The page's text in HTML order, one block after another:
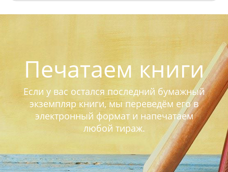
Печатаем книги
Если у вас остался последний бумажный
экземпляр книги, мы переведём его в
электронный формат и напечатаем
любой тираж.